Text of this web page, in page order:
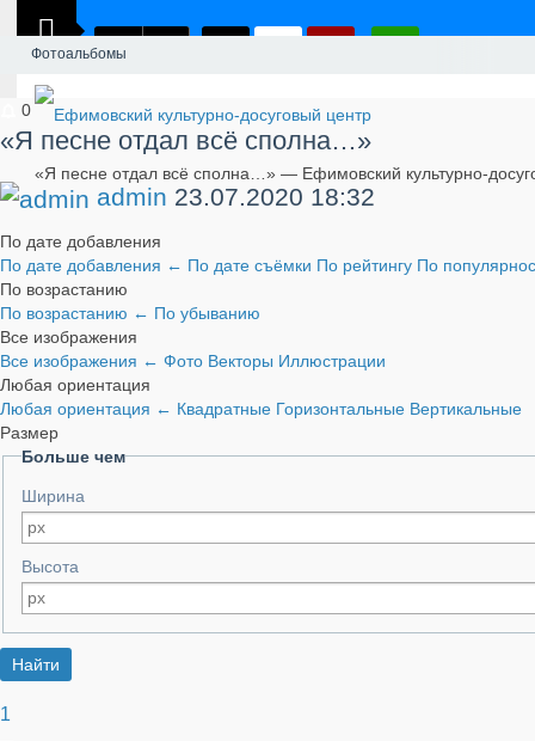
«Я песне отдал всё сполна…» — Ефимовский культурно-
Фотоальбомы
0
«Я песне отдал всё сполна…»
admin 23.07.2020 18:32
По дате добавления
По дате добавления ← По дате съёмки По рейтингу По
По возрастанию
По возрастанию ← По убыванию
Все изображения
Все изображения ← Фото Векторы Иллюстрации
Любая ориентация
Любая ориентация ← Квадратные Горизонтальные Вертикальные
Размер
Больше чем
Ширина
Высота
1